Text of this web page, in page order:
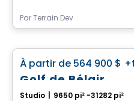
ParTerrain Dev
À partir de 564 900 $
Golf de Bélair
Studio 9650 pi² -31282 pi²